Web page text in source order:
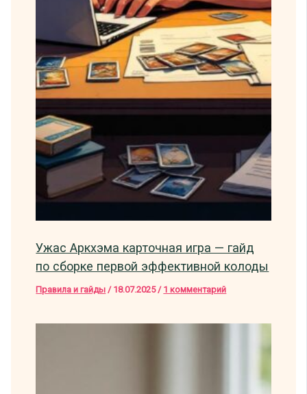
Ужас Аркхэма карточная игра — гайд
по сборке первой эффективной колоды
Правила и гайды / 18.07.2025 / 1 комментарий